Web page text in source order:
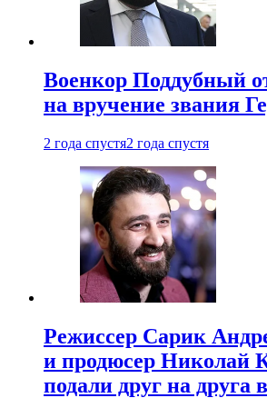
Военкор Поддубный
на вручение звания
2 года спустя2 года спустя
Режиссер Сарик
и продюсер Николай
подали друг на друга